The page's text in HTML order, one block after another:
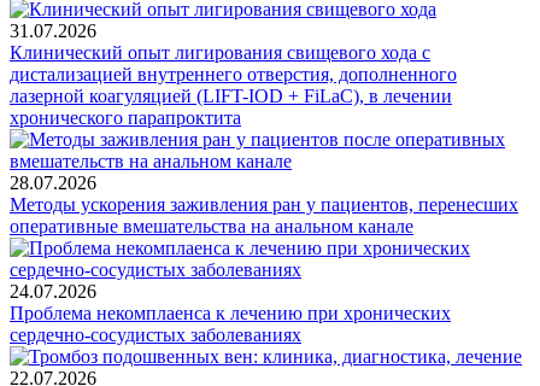
31.07.2026
Клинический опыт лигирования свищевого хода с
дистализацией внутреннего отверстия, дополненного
лазерной коагуляцией (LIFT-IOD + FiLaC), в лечении
хронического парапроктита
28.07.2026
Методы ускорения заживления ран у пациентов, перенесших
оперативные вмешательства на анальном канале
24.07.2026
Проблема некомплаенса к лечению при хронических
сердечно-сосудистых заболеваниях
22.07.2026